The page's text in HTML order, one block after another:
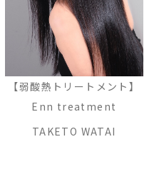
【弱酸熱トリートメント】
Enn treatment
TAKETO WATAI